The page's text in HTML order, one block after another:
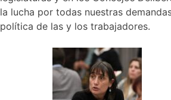
la lucha por todas nuestras
política de las y los trabajadores.